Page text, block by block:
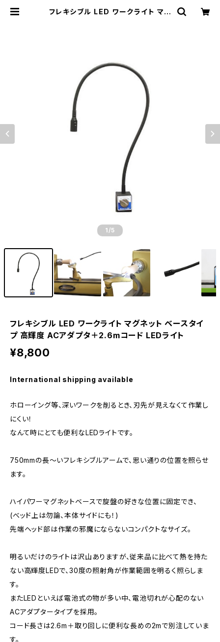
フレキシブル LED ワークライト マグ
1 /5
フレキシブル LED ワークライト マグネット ベースタイ
プ 高輝度 ACアダプタ＋2.6mコード LEDライト
¥8,800
International shipping available
ホローイング等、深いワークを削るとき、刃先が見えなくて作業し
にくい！
なんて時にとても便利なLEDライトです。
750mmの長〜いフレキシブルアームで、思い通りの位置を照らせ
ます。
ハイパワーマグネットベースで旋盤の好きな位置に固定でき、
(べッド上は勿論、本体サイドにも！)
先端ヘッド部は作業の邪魔にならないコンパクトなサイズ。
明るいだけのライトは沢山ありますが、従来品に比べて熱を持た
ない高輝度LEDで、30度の照射角が作業範囲を明るく照らしま
す。
またLEDといえば電池式の物が多い中、電池切れが心配のない
ACアダプタータイプを採用。
コード長さは2.6m＋取り回しに便利な長めの2mで別注していま
す。